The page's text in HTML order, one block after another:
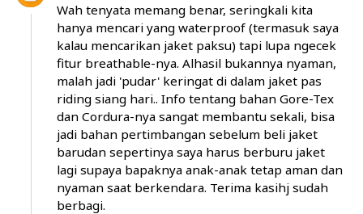
Wah tenyata memang benar, seringkali kita
hanya mencari yang waterproof (termasuk saya
kalau mencarikan jaket paksu) tapi lupa ngecek
fitur breathable-nya. Alhasil bukannya nyaman,
malah jadi 'pudar' keringat di dalam jaket pas
riding siang hari.. Info tentang bahan Gore-Tex
dan Cordura-nya sangat membantu sekali, bisa
jadi bahan pertimbangan sebelum beli jaket
barudan sepertinya saya harus berburu jaket
lagi supaya bapaknya anak-anak tetap aman dan
nyaman saat berkendara. Terima kasihj sudah
berbagi.